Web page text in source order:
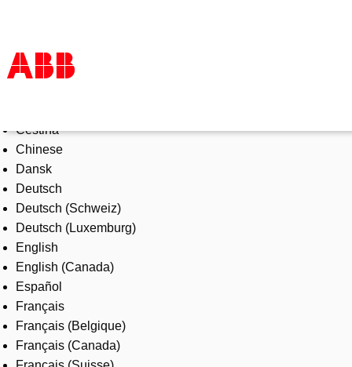
Products & Solutions
Industries
Services
About us
Where to buy
Contact us
Careers
Čeština
Chinese
Dansk
Deutsch
Deutsch (Schweiz)
Deutsch (Luxemburg)
English
English (Canada)
Español
Français
Français (Belgique)
Français (Canada)